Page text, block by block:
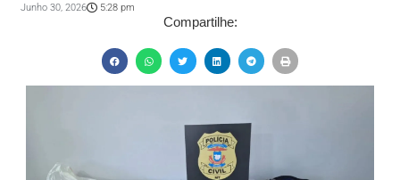
Junho 30, 2026 5:28 pm
Compartilhe: